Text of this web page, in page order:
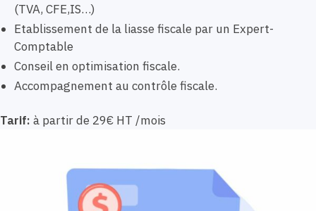
(TVA, CFE,IS…)
Etablissement de la liasse fiscale par un Expert-
Comptable
Conseil en optimisation fiscale.
Accompagnement au contrôle fiscale.
Tarif: à partir de 29€ HT /mois